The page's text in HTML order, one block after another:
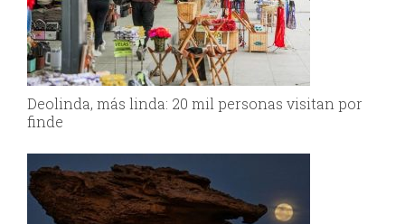
Deolinda, más linda: 20 mil personas visitan por
finde